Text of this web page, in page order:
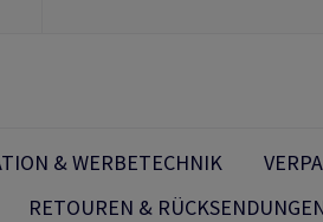
& WERBETECHNIK
RETOUREN &